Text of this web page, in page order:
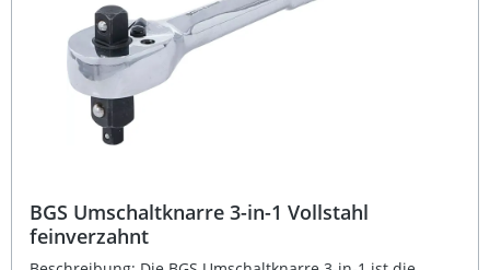
Schnelllösemechanismus Langlebig dank hochwertigem
Chrom-Vanadium-Stahl Ergonomischer Zwei-
Komponenten-Griff für optimalen Komfort Lieferumfang: 1
× BGS Mini-Umschaltknarre 1/4" (6,3 mm) Außenvierkant,
Länge 110 mm
BGS Umschaltknarre 3-in-1 Vollstahl
feinverzahnt